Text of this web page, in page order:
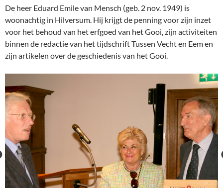
De heer Eduard Emile van Mensch (geb. 2 nov. 1949) is
woonachtig in Hilversum. Hij krijgt de penning voor zijn inzet
voor het behoud van het erfgoed van het Gooi, zijn activiteiten
binnen de redactie van het tijdschrift Tussen Vecht en Eem en
zijn artikelen over de geschiedenis van het Gooi.